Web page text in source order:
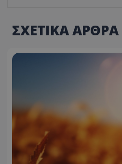
ΣΧΕΤΙΚΑ ΑΡΘΡΑ